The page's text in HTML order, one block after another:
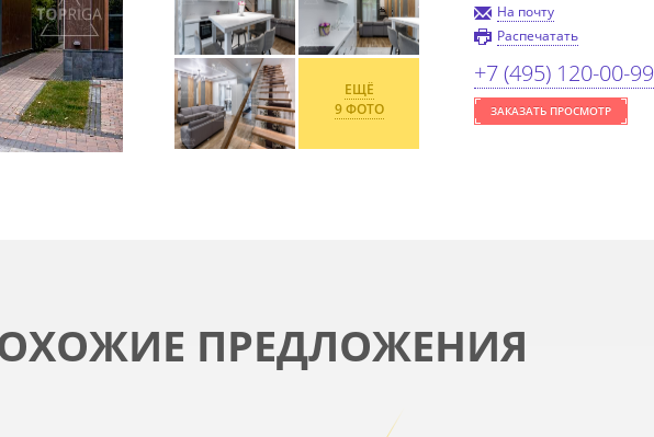
ЕЩЁ
9 ФОТО
На почту
Распечатать
+7 (495) 120-00-99
ЗАКАЗАТЬ ПРОСМОТР
ПРЕДЛОЖЕНИЯ